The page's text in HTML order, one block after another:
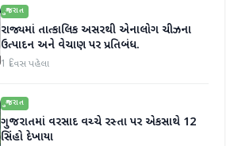
ગુજરાત
રાજ્યમાં તાત્કાલિક અસરથી એનાલોગ ચીઝના
ઉત્પાદન અને વેચાણ પર પ્રતિબંધ.
1 દિવસ પહેલા
ગુજરાત
ગુજરાતમાં વરસાદ વચ્ચે રસ્તા પર એકસાથે 12
સિંહો દેખાયા